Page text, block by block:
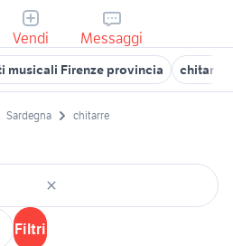
Vendi Messaggi
musicali Firenze provincia chitarre
Sardegna chitarre
Filtri